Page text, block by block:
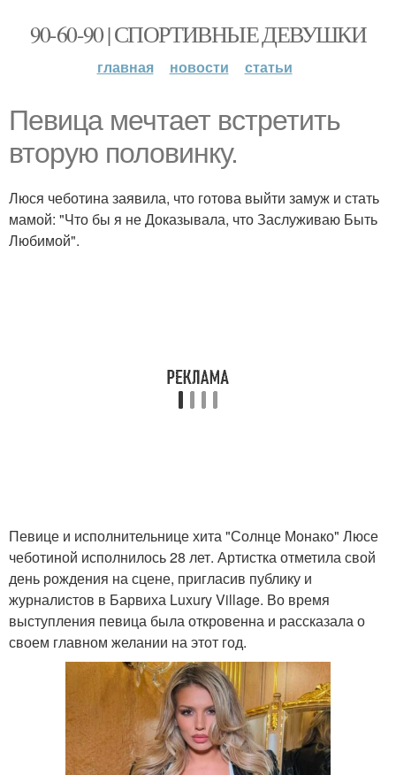
90-60-90 | СПОРТИВНЫЕ ДЕВУШКИ
главная новости статьи
Певица мечтает встретить
вторую половинку.
Люся чеботина заявила, что готова выйти замуж и стать
мамой: "Что бы я не Доказывала, что Заслуживаю Быть
Любимой".
Певице и исполнительнице хита "Солнце Монако" Люсе
чеботиной исполнилось 28 лет. Артистка отметила свой
день рождения на сцене, пригласив публику и
журналистов в Барвиха Luxury Village. Во время
выступления певица была откровенна и рассказала о
своем главном желании на этот год.